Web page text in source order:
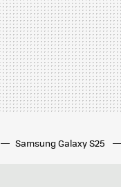
Samsung Galaxy S25